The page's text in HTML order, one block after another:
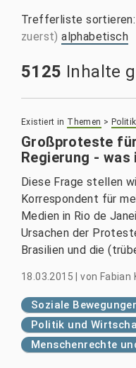
Trefferliste sortieren:
zuerst) alphabetisch
5125 Inhalte
Existiert in Themen >
Großproteste
Regierung -
Diese Frage stellen
Korrespondent für
Medien in Rio de
Ursachen der
Brasilien und die
18.03.2015 |von Fabian
Soziale
Politik und
Menschenrechte